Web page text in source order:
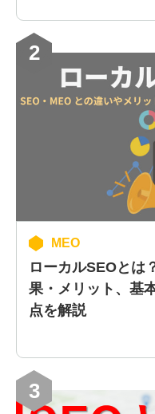
2
MEO
ローカルSEOとは
果・メリット、基
点を解説
3